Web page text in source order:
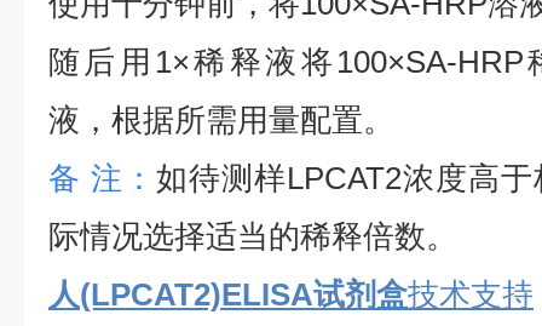
随后用1×稀释液将100×SA-HRP
液，根据所需用量配置。
备 注： 如待测样LPCAT2浓度高
际情况选择适当的稀释倍数。
人(LPCAT2)ELISA试剂盒技术支持